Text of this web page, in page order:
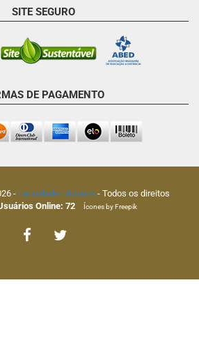
SITE SEGURO
DE PAGAMENTO
- Faculdade FaSouza- Todos os direitos
Online: 72 Ícones by Freepik